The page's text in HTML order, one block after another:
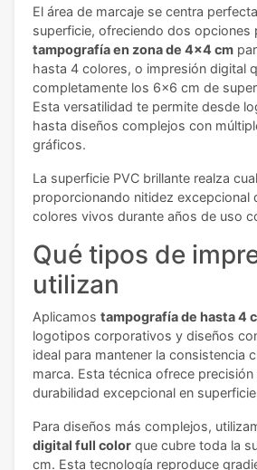
El área de marcaje se centra
superficie, ofreciendo dos opciones
tampografía en zona de 4x4 cm
hasta 4 colores, o impresión digital
completamente los 6x6 cm de
Esta versatilidad te permite desde
hasta diseños complejos con
gráficos.
La superficie PVC brillante realza
proporcionando nitidez excepcional
colores vivos durante años de uso
Qué tipos de
utilizan
Aplicamos tampografía de hasta 4
logotipos corporativos y diseños
ideal para mantener la consistencia
marca. Esta técnica ofrece
durabilidad excepcional en
Para diseños más complejos,
digital full color que cubre toda la
cm. Esta tecnología reproduce